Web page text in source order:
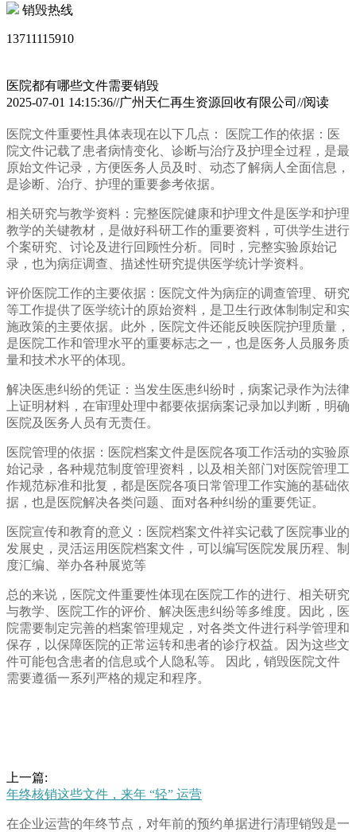
销毁热线
13711115910
医院都有哪些文件需要销毁
2025-07-01 14:15:36//广州天仁再生资源回收有限公司//阅读
医院文件重要性具体表现在以下几点： 医院工作的依据：医
院文件记载了患者病情变化、诊断与治疗及护理全过程，是最
原始文件记录，方便医务人员及时、动态了解病人全面信息，
是诊断、治疗、护理的重要参考依据。
相关研究与教学资料：完整医院健康和护理文件是医学和护理
教学的关键教材，是做好科研工作的重要资料，可供学生进行
个案研究、讨论及进行回顾性分析。同时，完整实验原始记
录，也为病症调查、描述性研究提供医学统计学资料。
评价医院工作的主要依据：医院文件为病症的调查管理、研究
等工作提供了医学统计的原始资料，是卫生行政体制制定和实
施政策的主要依据。此外，医院文件还能反映医院护理质量，
是医院工作和管理水平的重要标志之一，也是医务人员服务质
量和技术水平的体现。
解决医患纠纷的凭证：当发生医患纠纷时，病案记录作为法律
上证明材料，在审理处理中都要依据病案记录加以判断，明确
医院及医务人员有无责任。
医院管理的依据：医院档案文件是医院各项工作活动的实验原
始记录，各种规范制度管理资料，以及相关部门对医院管理工
作规范标准和批复，都是医院各项日常管理工作实施的基础依
据，也是医院解决各类问题、面对各种纠纷的重要凭证。
医院宣传和教育的意义：医院档案文件祥实记载了医院事业的
发展史，灵活运用医院档案文件，可以编写医院发展历程、制
度汇编、举办各种展览等
总的来说，医院文件重要性体现在医院工作的进行、相关研究
与教学、医院工作的评价、解决医患纠纷等多维度。因此，医
院需要制定完善的档案管理规定，对各类文件进行科学管理和
保存，以保障医院的正常运转和患者的诊疗权益。因为这些文
件可能包含患者的信息或个人隐私等。 因此，销毁医院文件
需要遵循一系列严格的规定和程序。
上一篇:
年终核销这些文件，来年 “轻” 运营
在企业运营的年终节点，对年前的预约单据进行清理销毁是一